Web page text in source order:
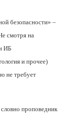
безопасности» –
смотря на
ИБ
и прочее)
не требует
словно проповедник